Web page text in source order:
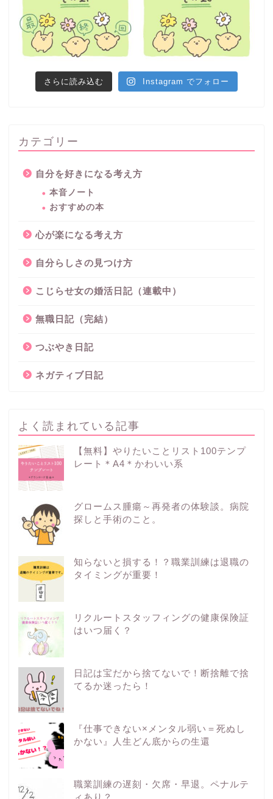
さらに読み込む Instagram でフォロー
カテゴリー
自分を好きになる考え方
本音ノート
おすすめの本
心が楽になる考え方
自分らしさの見つけ方
こじらせ女の婚活日記（連載中）
無職日記（完結）
つぶやき日記
ネガティブ日記
よく読まれている記事
【無料】やりたいことリスト100テンプ
レート＊A4＊かわいい系
グロームス腫瘍～再発者の体験談。病院
探しと手術のこと。
知らないと損する！？職業訓練は退職の
タイミングが重要！
リクルートスタッフィングの健康保険証
はいつ届く？
日記は宝だから捨てないで！断捨離で捨
てるか迷ったら！
『仕事できない×メンタル弱い＝死ぬし
かない』人生どん底からの生還
職業訓練の遅刻・欠席・早退。ペナルテ
ィあり？